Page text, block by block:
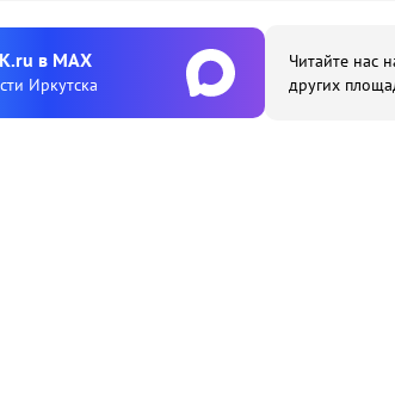
в MAX
Иркутска
Читайте нас
других